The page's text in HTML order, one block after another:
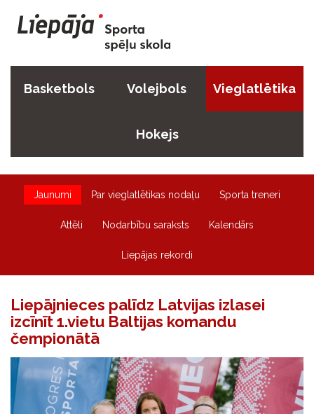
Basketbols Volejbols Vieglatlētika
Hokejs
Jaunumi Par vieglatlētikas nodaļu Sporta treneri
Attēli Nodarbību saraksts Kalendārs
Liepājas rekordi
Liepājnieces palīdz Latvijas izlasei
izcīnīt 1.vietu Baltijas komandu
čempionātā